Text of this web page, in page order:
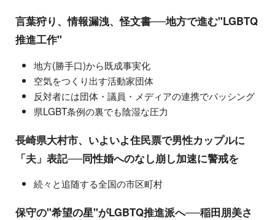
言葉狩り、情報漏洩、怪文書──地方で進む"LGBTQ
推進工作"
地方(勝手口)から既成事実化
空気をつくり出す活動家団体
反対者には団体・議員・メディアの連携でバッシング
県LGBT条例の裏でも陰湿な圧力
長崎県大村市、いよいよ住民票で男性カップルに
「夫」表記──同性婚へのなし崩し加速に警戒を
続々と追随する全国の市区町村
保守の"希望の星"がLGBTQ推進派へ──稲田朋美さ